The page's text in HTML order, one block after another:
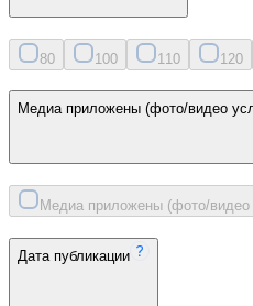
80 100 11 0 120
Медиа приложены (фото/видео
Медиа приложены (фото/видео
Дата публикации